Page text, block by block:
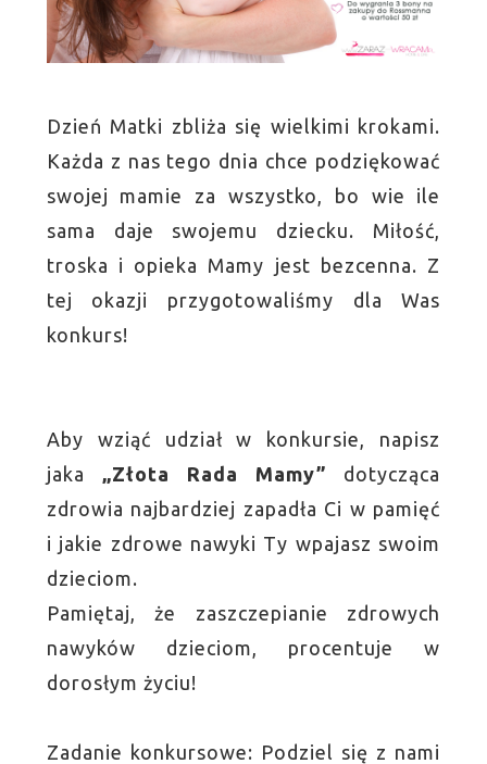
Dzień Matki zbliża się wielkimi krokami.
Każda z nas tego dnia chce podziękować
swojej mamie za wszystko, bo wie ile
sama daje swojemu dziecku. Miłość,
troska i opieka Mamy jest bezcenna. Z
tej okazji przygotowaliśmy dla Was
konkurs!
Aby wziąć udział w konkursie, napisz
jaka „Złota Rada Mamy” dotycząca
zdrowia najbardziej zapadła Ci w pamięć
i jakie zdrowe nawyki Ty wpajasz swoim
dzieciom.
Pamiętaj, że zaszczepianie zdrowych
nawyków dzieciom, procentuje w
dorosłym życiu!
Zadanie konkursowe: Podziel się z nami